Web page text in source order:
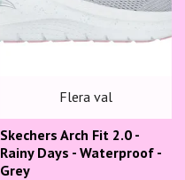
Flera val
Skechers Arch Fit 2.0 -
Rainy Days - Waterproof -
Grey